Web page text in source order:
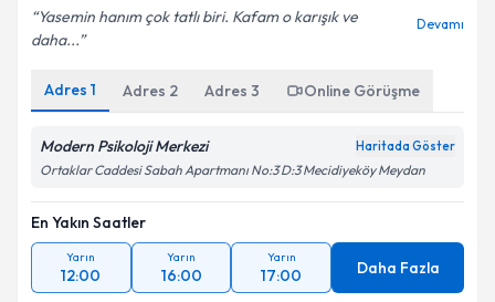
Yasemin hanım çok tatlı biri. Kafam o karışık ve
daha...
Devamı
Adres 1 Adres 2 Adres 3 Online Görüşme
Modern Psikoloji Merkezi Haritada Göster
Ortaklar Caddesi Sabah Apartmanı No:3 D:3 Mecidiyeköy Meydan
En Yakın Saatler
Yarın
12:00
Yarın
16:00
Yarın
17:00 Daha Fazla